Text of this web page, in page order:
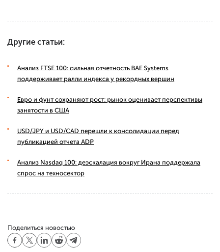
Другие статьи:
Анализ FTSE 100: сильная отчетность BAE Systems
поддерживает ралли индекса у рекордных вершин
Евро и фунт сохраняют рост: рынок оценивает перспективы
занятости в США
USD/JPY и USD/CAD перешли к консолидации перед
публикацией отчета ADP
Анализ Nasdaq 100: деэскалация вокруг Ирана поддержала
спрос на техносектор
Поделиться новостью